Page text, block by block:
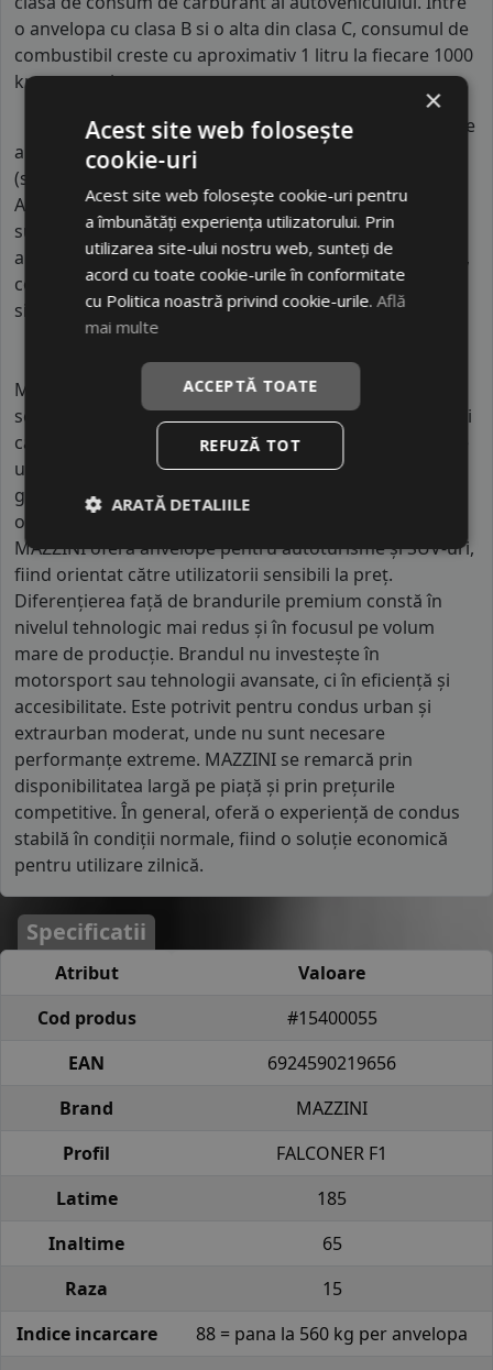
o anvelopa cu clasa B si o alta din clasa C, consumul de
combustibil creste cu aproximativ 1 litru la fiecare 1000
km parcursi.
Indicele de aderentaal anvelopei este
. Acest tip de
anvelope va avea o distanta de franare pe carosabil ud
(strat de apa intre 0.5 mm si 1.5 mm) cu 4 anvelope cu
ABS ruland cu 80 km/h, mai mare decat clasele
superioare. Intre o anvelopa din clasa de franare C si
alta din clasa E este o diferenta de aproximativ 9 metri,
contribuind astfel, la o siguranta mai mare a soferului
si participantilor din trafic.
MAZZINI este un brand chinezesc de anvelope din
segmentul economic, produs în fabrici industriale mari
care deservesc piețe internaționale prin export. Aceste
unități de producție sunt parte din grupuri care
gestionează mai multe branduri private label,
optimizând costurile prin producție standardizată.
MAZZINI oferă anvelope pentru autoturisme și SUV-uri,
fiind orientat către utilizatorii sensibili la preț.
Diferențierea față de brandurile premium constă în
nivelul tehnologic mai redus și în focusul pe volum
mare de producție. Brandul nu investește în
motorsport sau tehnologii avansate, ci în eficiență și
accesibilitate. Este potrivit pentru condus urban și
extraurban moderat, unde nu sunt necesare
performanțe extreme. MAZZINI se remarcă prin
disponibilitatea largă pe piață și prin prețurile
competitive. În general, oferă o experiență de condus
stabilă în condiții normale, fiind o soluție economică
pentru utilizare zilnică.
Specificatii
Atribut
Valoare
Cod produs
#15400055
EAN
6924590219656
Brand
MAZZINI
Profil
FALCONER F1
Latime
185
Inaltime
65
Raza
15
Indice incarcare
88 = pana la 560 kg per anvelopa
×
Acest site web folosește
cookie-uri
Acest site web folosește cookie-uri pentru
a îmbunătăți experiența utilizatorului. Prin
utilizarea site-ului nostru web, sunteți de
acord cu toate cookie-urile în conformitate
cu Politica noastră privind cookie-urile.Află
mai multe
ACCEPTĂ TOATE
REFUZĂ TOT
ARATĂ DETALIILE